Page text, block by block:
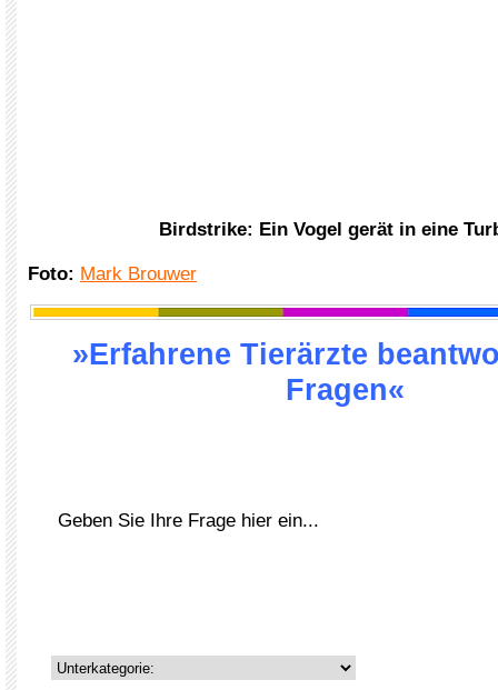
Birdstrike: Ein Vogel gerät in eine
Foto: Mark Brouwer
»Erfahrene Tierärzte
Fragen«